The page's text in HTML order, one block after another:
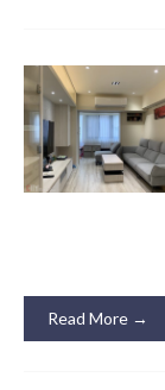
Read More →